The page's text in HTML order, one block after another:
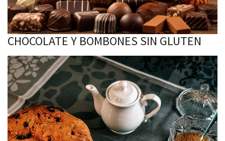
CHOCOLATE Y BOMBONES SIN GLUTEN